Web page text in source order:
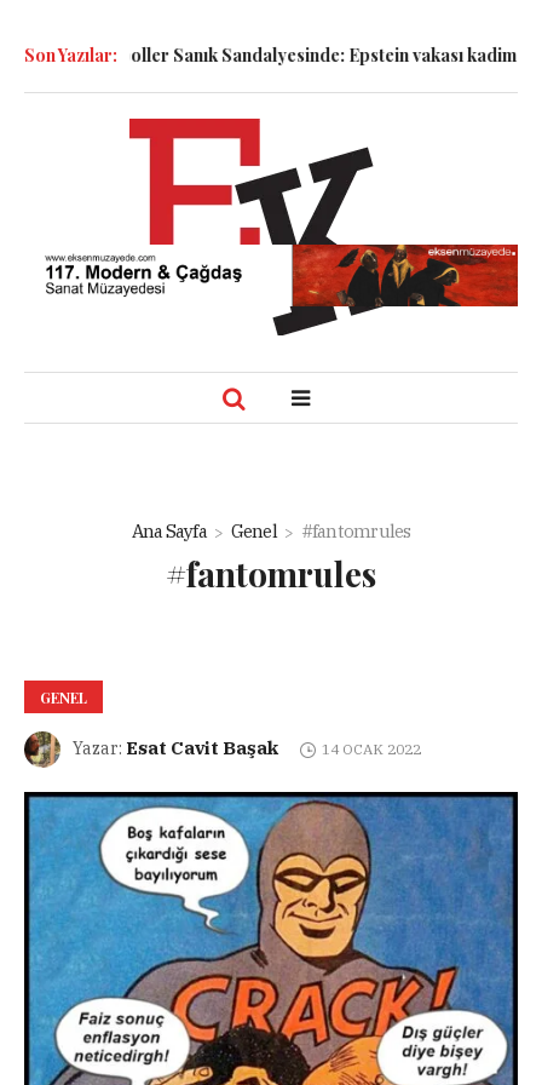
Son Yazılar:
Semboller Sanık Sandalyesinde: Epstein vakası kadim
Ana Sayfa Genel #fantomrules
#fantomrules
GENEL
Yazar: Esat Cavit Başak 14 OCAK 2022